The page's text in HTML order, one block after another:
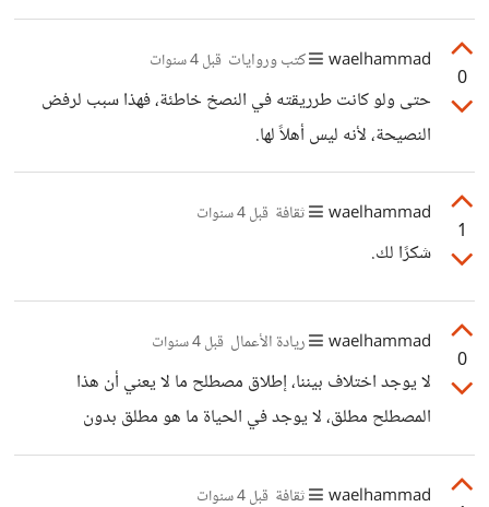
حتى لو تجرأ في مرة ورفض القيام بشيء ما، تكون العواقب
وخيمة! لذلك فيما بعد يتجنب الصدام الناتج عن قول لا، حتى
ولو كان القيام بالأمر على غير رغبته.
0
waelhammad كتب وروايات قبل 4 سنوات
حتى ولو كانت طرريقته في النصخ خاطئة، فهذا سبب لرفض
النصيحة، لأنه ليس أهلاً لها.
1
waelhammad ثقافة قبل 4 سنوات
شكرًا لك.
0
waelhammad ريادة الأعمال قبل 4 سنوات
لا يوجد اختلاف بيننا، إطلاق مصطلح ما لا يعني أن هذا
المصطلح مطلق، لا يوجد في الحياة ما هو مطلق بدون
استثنائات. وإنما اعتمدت في حديثي، على أن الوظيفة التقليدية
"غالبًا" ما تمثل دخل شهري مضمون للعاملين بها، على عكس باقي
waelhammad ثقافة قبل 4 سنوات